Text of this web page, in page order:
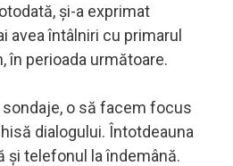
şi-a exprimat
avea întâlniri cu primarul
în perioada următoare.
o să facem focus
dialogului. Întotdeauna
şi telefonul la îndemână.